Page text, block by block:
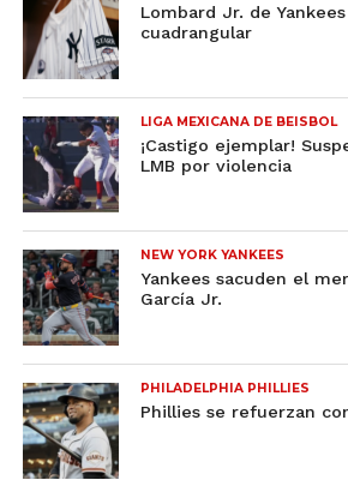
Lombard Jr. de
cuadrangular
LIGA MEXICANA DE BEISBOL
¡Castigo ejemplar!
LMB por violencia
NEW YORK YANKEES
Yankees sacuden el
García Jr.
PHILADELPHIA PHILLIES
Phillies se refuerzan